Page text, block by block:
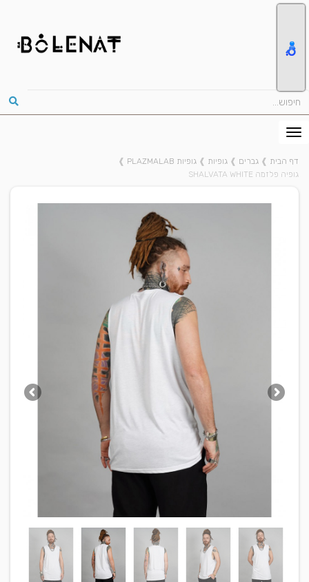
דף הבית ❱ גברים ❱ גופיות ❱ גופיות PLAZMALAB
❱
גופיה פלזמה SHALVATA WHITE